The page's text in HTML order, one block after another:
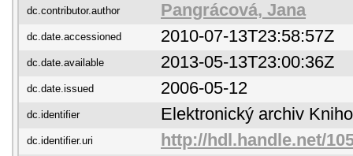
dc.contributor.author Pangrácová, Jana
dc.date.accessioned 2010-07-13T23:58:57Z
dc.date.available 2013-05-13T23:00:36Z
dc.date.issued 2006-05-12
dc.identifier Elektronický archiv
dc.identifier.uri http://hdl.handle.net/